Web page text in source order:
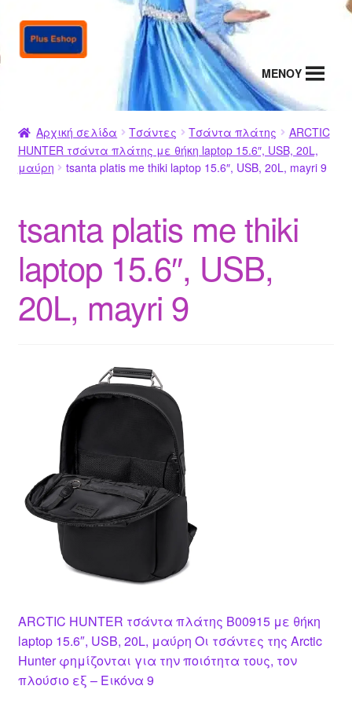
Απευθείας
μετάβαση
Μετάβαση
σε
MENΟΥ
Αρχική σελίδα Τσάντες Τσάντα πλάτης
ARCTIC
HUNTER τσάντα πλάτης με θήκη laptop 15.6″, USB, 20L,
μαύρη
tsanta platis me thiki laptop 15.6″, USB, 20L, mayri 9
tsanta platis me thiki
laptop 15.6″, USB,
20L, mayri 9
ARCTIC HUNTER τσάντα πλάτης B00915 με θήκη
laptop 15.6″, USB, 20L, μαύρη Οι τσάντες της Arctic
Hunter φημίζονται για την ποιότητα τους, τον
πλούσιο εξ – Εικόνα 9